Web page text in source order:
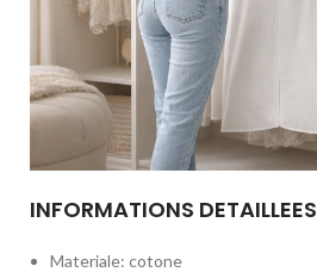
INFORMATIONS DETAILLEES
Materiale: cotone